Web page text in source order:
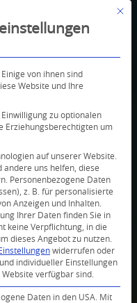
Mit
von ihnen sind
Website und Ihre
zu optionalen
Erziehungsberechtigten um
auf unserer Website.
andere uns helfen, diese
Personenbezogene Daten
z. B. für personalisierte
Anzeigen und Inhalten.
Ihrer Daten finden Sie in
keine Verpflichtung, in die
dieses Angebot zu nutzen.
Einstellungen widerrufen oder
individueller Einstellungen
verfügbar sind.
Daten in den USA. Mit